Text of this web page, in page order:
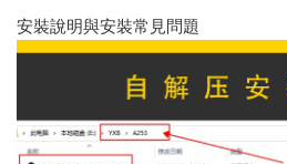
安裝說明與安裝常見問題